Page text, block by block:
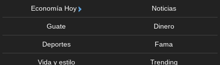
Economía Hoy Noticias
Guate Dinero
Deportes Fama
Vida y estilo Trending